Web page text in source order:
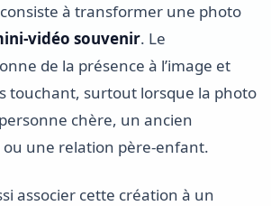
à transformer une photo
vidéo souvenir. Le
de la présence à l’image et
touchant, surtout lorsque la photo
chère, un ancien
une relation père-enfant.
associer cette création à un